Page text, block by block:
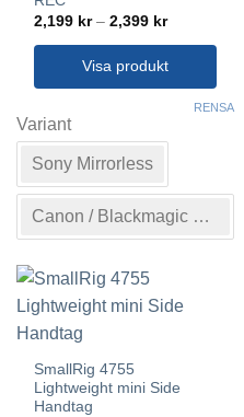
2,199 kr – 2,399 krPrisintervall:
till
2,399 kr
Visa produkt
här
produkten
har
flera
varianter.
De
alternativen
kan
väljas
produktsidan
Variant
Sony Mirrorless
Canon / Blackmagic Design
RENSA
SmallRig 4755
Lightweight mini Side
Handtag